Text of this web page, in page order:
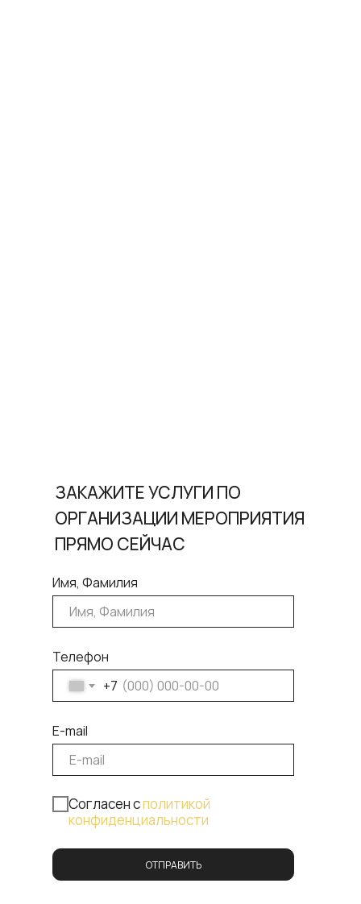
Имя, Фамилия
Телефон
+7
E-mail
Cогласен сполитикой
конфиденциальности
ОТПРАВИТЬ
ЗАКАЖИТЕ УСЛУГИ ПО
ОРГАНИЗАЦИИ МЕРОПРИЯТИЯ
ПРЯМО СЕЙЧАС